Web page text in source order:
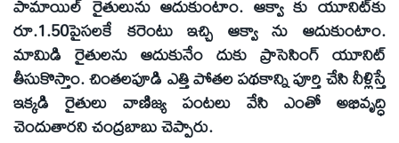
రూ.1.50పైసలకే కరెంటు ఇచ్చి ఆక్వా ను ఆదుకుంటాం.
మామిడి రైతులను ఆదుకునేం దుకు ప్రాసెసింగ్‌ యూనిట్‌
తీసుకొస్తాం. చింతలపూడి ఎత్తి పోతల పథకాన్ని పూర్తి చేసి నీళ్లిస్తే
ఇక్కడి రైతులు వాణిజ్య పంటలు వేసి ఎంతో అభివృద్ధి
చెందుతారని చంద్రబాబు చెప్పారు.